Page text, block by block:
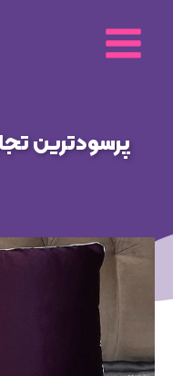
محتوا
پرسودترین